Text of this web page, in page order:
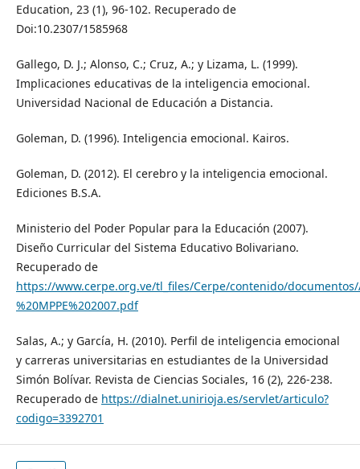
Education, 23 (1), 96-102. Recuperado de
Doi:10.2307/1585968
Gallego, D. J.; Alonso, C.; Cruz, A.; y Lizama, L. (1999).
Implicaciones educativas de la inteligencia emocional.
Universidad Nacional de Educación a Distancia.
Goleman, D. (1996). Inteligencia emocional. Kairos.
Goleman, D. (2012). El cerebro y la inteligencia emocional.
Ediciones B.S.A.
Ministerio del Poder Popular para la Educación (2007).
Diseño Curricular del Sistema Educativo Bolivariano.
Recuperado de
https://www.cerpe.org.ve/tl_files/Cerpe/contenido/
%20MPPE%202007.pdf
Salas, A.; y García, H. (2010). Perfil de inteligencia emocional
y carreras universitarias en estudiantes de la Universidad
Simón Bolívar. Revista de Ciencias Sociales, 16 (2), 226-238.
Recuperado de https://dialnet.unirioja.es/servlet/articulo?
codigo=3392701